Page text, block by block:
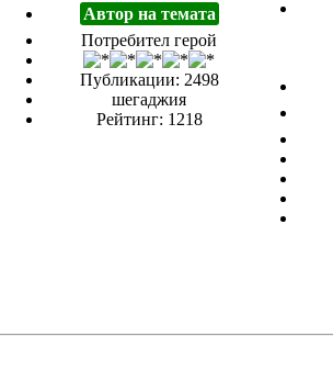
Автор на темата
Потребител герой
Публикации: 2498
шегаджия
Рейтинг: 1218